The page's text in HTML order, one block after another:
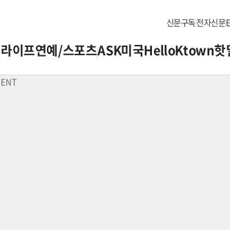
신문구독전자신문
라이프연예/스포츠ASK미국HelloKtown핫